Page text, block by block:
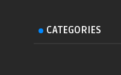
CATEGORIES